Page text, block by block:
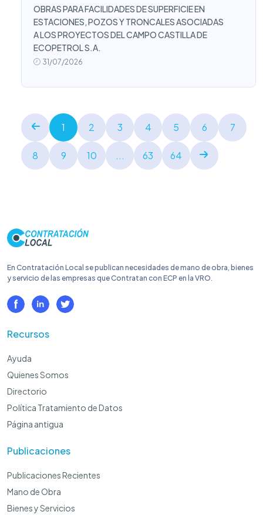
OBRAS PARA FACILIDADES DE SUPERFICIE EN
ESTACIONES, POZOS Y TRONCALES ASOCIADAS
A LOS PROYECTOS DEL CAMPO CASTILLA DE
ECOPETROL S.A.
31/07/2026
1 2 3 4 5 6 7
8 9 10 ... 63 64
En Contratación Local se publican necesidades de mano de obra, bienes
y servicio de las empresas que Contratan con ECP en la VRO.
Recursos
Ayuda
Quienes Somos
Directorio
Política Tratamiento de Datos
Página antigua
Publicaciones
Publicaciones Recientes
Mano de Obra
Bienes y Servicios